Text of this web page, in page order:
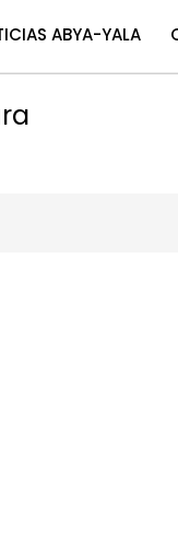
ABYA-YALA